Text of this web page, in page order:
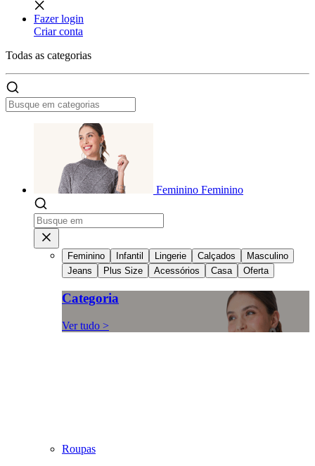
Fazer login
Criar conta
Todas as categorias
Feminino Feminino
Feminino Infantil Lingerie Calçados
Masculino
Jeans
Plus Size Acessórios Casa Oferta
Categoria
Ver tudo >
Roupas